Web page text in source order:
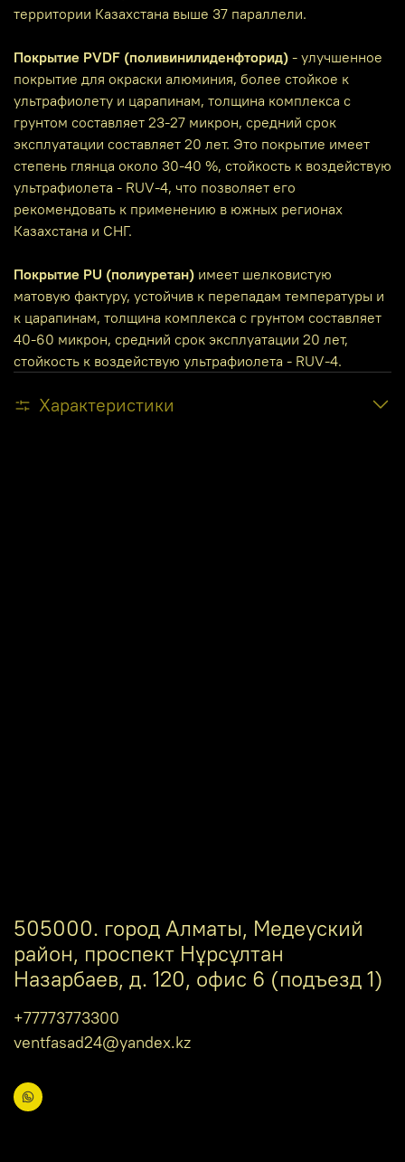
территории Казахстана выше 37 параллели.
Покрытие PVDF (поливинилиденфторид) - улучшенное
покрытие для окраски алюминия, более стойкое к
ультрафиолету и царапинам, толщина комплекса с
грунтом составляет 23-27 микрон, средний срок
эксплуатации составляет 20 лет. Это покрытие имеет
степень глянца около 30-40 %, стойкость к воздействую
ультрафиолета - RUV-4, что позволяет его
рекомендовать к применению в южных регионах
Казахстана и СНГ.
Покрытие PU (полиуретан) имеет шелковистую
матовую фактуру, устойчив к перепадам температуры и
к царапинам, толщина комплекса с грунтом составляет
40-60 микрон, средний срок эксплуатации 20 лет,
стойкость к воздействую ультрафиолета - RUV-4.
Характеристики
505000. город Алматы, Медеуский
район, проспект Нұрсұлтан
Назарбаев, д. 120, офис 6 (подъезд 1)
+77773773300
ventfasad24@yandex.kz